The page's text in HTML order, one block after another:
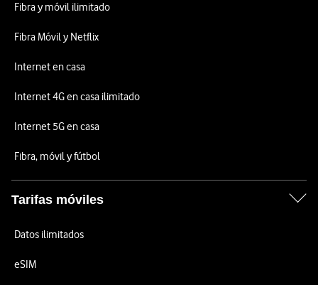
Fibra y móvil ilimitado
Fibra Móvil y Netflix
Internet en casa
Internet 4G en casa ilimitado
Internet 5G en casa
Fibra, móvil y fútbol
Tarifas móviles
Datos ilimitados
eSIM